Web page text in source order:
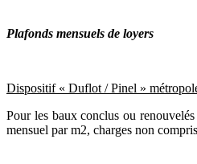
Plafonds mensuels de loyers
Dispositif « Duflot / Pinel »
Pour les baux conclus ou
mensuel par m2, charges non